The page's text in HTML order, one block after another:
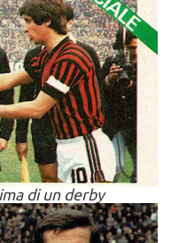
di un derby